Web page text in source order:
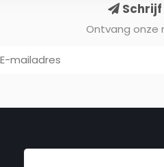
Schrijf
Ontvang onze